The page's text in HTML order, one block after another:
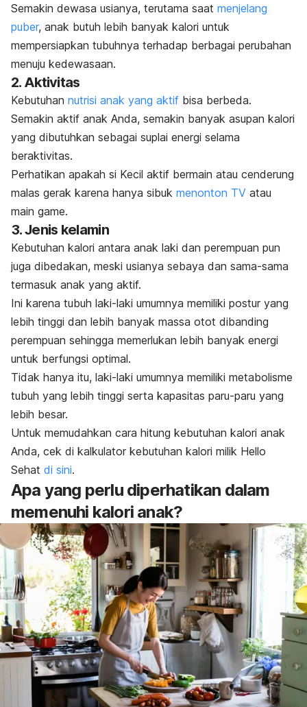
Semakin dewasa usianya, terutama saat menjelang
puber, anak butuh lebih banyak kalori untuk
mempersiapkan tubuhnya terhadap berbagai perubahan
menuju kedewasaan.
2. Aktivitas
Kebutuhan nutrisi anak yang aktif bisa berbeda.
Semakin aktif anak Anda, semakin banyak asupan kalori
yang dibutuhkan sebagai suplai energi selama
beraktivitas.
Perhatikan apakah si Kecil aktif bermain atau cenderung
malas gerak karena hanya sibuk menonton TV atau
main game.
3. Jenis kelamin
Kebutuhan kalori antara anak laki dan perempuan pun
juga dibedakan, meski usianya sebaya dan sama-sama
termasuk anak yang aktif.
Ini karena tubuh laki-laki umumnya memiliki postur yang
lebih tinggi dan lebih banyak massa otot dibanding
perempuan sehingga memerlukan lebih banyak energi
untuk berfungsi optimal.
Tidak hanya itu, laki-laki umumnya memiliki metabolisme
tubuh yang lebih tinggi serta kapasitas paru-paru yang
lebih besar.
Untuk memudahkan cara hitung kebutuhan kalori anak
Anda, cek di kalkulator kebutuhan kalori milik Hello
Sehat di sini.
Apa yang perlu diperhatikan dalam
memenuhi kalori anak?